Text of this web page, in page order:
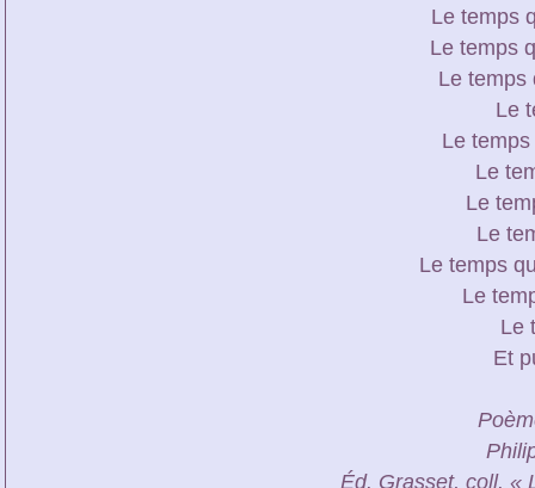
Le temps
Le temps
Le
Le
Le
Le
Le
Le
Le temps
Le
Le
Et
Éd. Grasset, coll. «